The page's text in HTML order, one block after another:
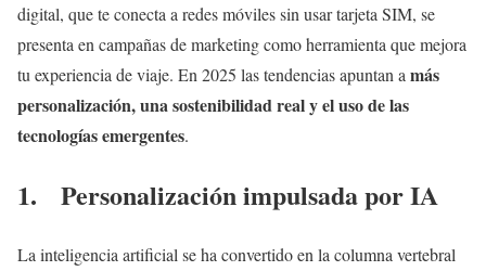
digital, que te conecta a redes móviles sin usar tarjeta SIM, se
presenta en campañas de marketing como herramienta que mejora
tu experiencia de viaje. En 2025 las tendencias apuntan a más
personalización, una sostenibilidad real y el uso de las
tecnologías emergentes.
1. Personalización impulsada por IA
La inteligencia artificial se ha convertido en la columna vertebral